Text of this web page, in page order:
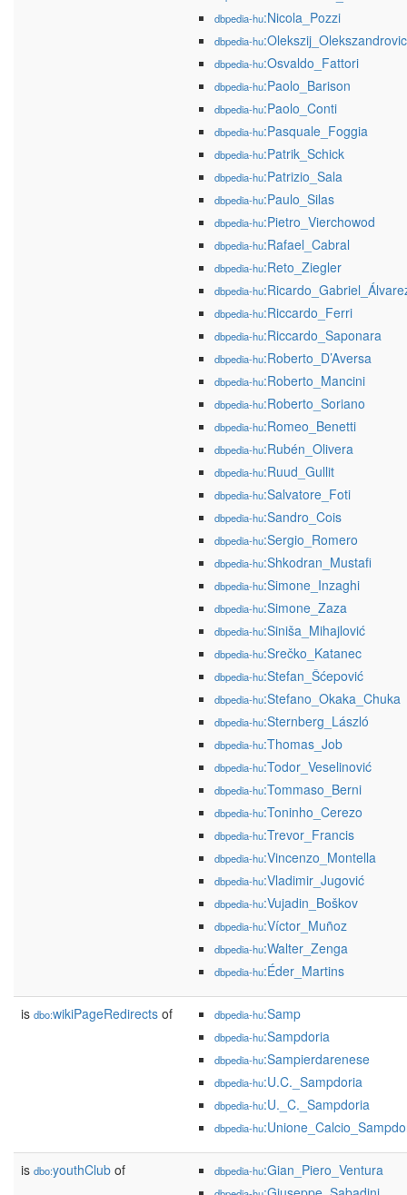
dbpedia-hu:Nicola_Pozzi
dbpedia-hu
dbpedia-hu:Osvaldo_Fattori
dbpedia-hu:Paolo_Barison
dbpedia-hu:Paolo_Conti
dbpedia-hu:Pasquale_Foggia
dbpedia-hu:Patrik_Schick
dbpedia-hu:Patrizio_Sala
dbpedia-hu:Paulo_Silas
dbpedia-hu:Pietro_Vierchowod
dbpedia-hu:Rafael_Cabral
dbpedia-hu:Reto_Ziegler
dbpedia-hu
dbpedia-hu:Riccardo_Ferri
dbpedia-hu:Riccardo_Saponara
dbpedia-hu:Roberto_D’Aversa
dbpedia-hu:Roberto_Mancini
dbpedia-hu:Roberto_Soriano
dbpedia-hu:Romeo_Benetti
dbpedia-hu:Rubén_Olivera
dbpedia-hu:Ruud_Gullit
dbpedia-hu:Salvatore_Foti
dbpedia-hu:Sandro_Cois
dbpedia-hu:Sergio_Romero
dbpedia-hu:Shkodran_Mustafi
dbpedia-hu:Simone_Inzaghi
dbpedia-hu:Simone_Zaza
dbpedia-hu:Siniša_Mihajlović
dbpedia-hu:Srečko_Katanec
dbpedia-hu:Stefan_Šćepović
dbpedia-hu:Stefano_Okaka_Chuka
dbpedia-hu:Sternberg_László
dbpedia-hu:Thomas_Job
dbpedia-hu:Todor_Veselinović
dbpedia-hu:Tommaso_Berni
dbpedia-hu:Toninho_Cerezo
dbpedia-hu:Trevor_Francis
dbpedia-hu:Vincenzo_Montella
dbpedia-hu:Vladimir_Jugović
dbpedia-hu:Vujadin_Boškov
dbpedia-hu:Víctor_Muñoz
dbpedia-hu:Walter_Zenga
dbpedia-hu:Éder_Martins
is dbo:wikiPageRedirects of dbpedia-hu:Samp
dbpedia-hu:Sampdoria
dbpedia-hu:Sampierdarenese
dbpedia-hu:U.C._Sampdoria
dbpedia-hu:U._C._Sampdoria
dbpedia-hu
is dbo:youthClub of dbpedia-hu:Gian_Piero_Ventura